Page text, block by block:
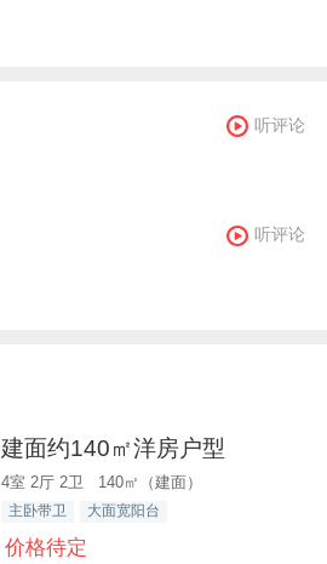
听评论
听评论
建面约140㎡洋房户型
4室 2厅 2卫 140㎡（建面）
主卧带卫 大面宽阳台
价格待定